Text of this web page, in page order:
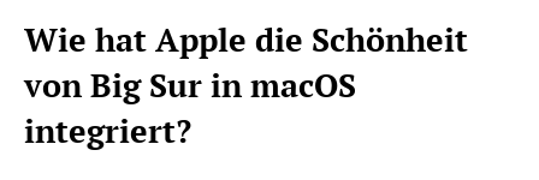
Wie hat Apple die Schönheit
von Big Sur in macOS
integriert?